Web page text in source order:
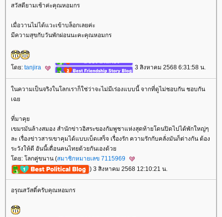
สวัสดียามเช้าค่ะคุณหอมกร
เมื่อวานไม่ได้แวะเข้าบล็อกเลยค่ะ
มีความสุขกับวันพักผ่อนนะคะคุณหอมกร
ดย: tanjira 3 สิงหาคม 2568 6:31:58 น.
นความเป็นจริงในโลกเราก็ใช่ว่าจะไม่มีเร่องแบบนี้ จากที่ดูไม่ชอบกัน ชอบกัน
เฉ
ที่มาคุ
เขมรมันล้างสมอง สำนักข่าวอิสระของกัมพูชาแห่งสุดท้ายโดนปิดไปได้พักใหญ่ๆ
ละ เรื่องข่าวสารเขาคุมได้แบบเบ็ดเสร็จ เรื่องรัก ความรักกับคลั่งมันก็ต่างกัน ต้อง
ระวังให้ดี อันนี้เตื่อนคนไทยด้วยกันเองด้ว
ดย: โลกคู่ขนาน (สมาชิกหมายเลข 7115969
) 3 สิงหาคม 2568 12:10:21 น.
อรุณสวัสดิ์ครับคุณหอมกร